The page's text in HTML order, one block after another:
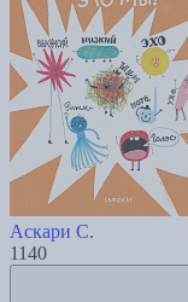
Аскари С.
1140